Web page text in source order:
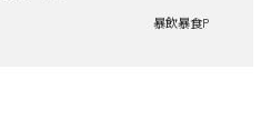
暴飲暴食P